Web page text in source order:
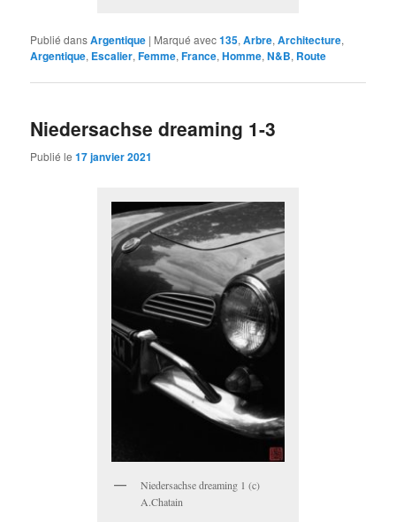
Publié dansArgentique | Marqué avec135,Arbre,Architecture,
Argentique, Escalier,Femme,France,Homme,N&B, Route
Niedersachse dreaming 1-3
Publié le17 janvier 2021
Niedersachse dreaming 1 (c)
A.Chatain